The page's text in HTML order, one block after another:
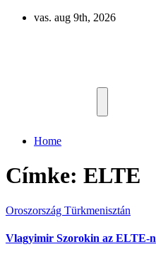
Skip
vas. aug 9th, 2026
Home
Címke: ELTE
Oroszország Türkmenisztán
Vlagyimir Szorokin az ELTE-n